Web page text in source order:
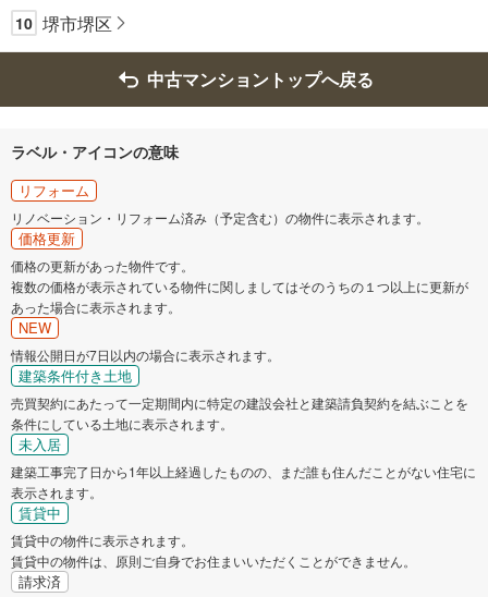
10 堺市堺区
中古マンショントップへ戻る
ラベル・アイコンの意味
リフォーム
リノベーション・リフォーム済み（予定含む）の物件に表示されます。
価格更新
価格の更新があった物件です。
複数の価格が表示されている物件に関しましてはそのうちの１つ以上に更新が
あった場合に表示されます。
NEW
情報公開日が7日以内の場合に表示されます。
建築条件付き土地
売買契約にあたって一定期間内に特定の建設会社と建築請負契約を結ぶことを
条件にしている土地に表示されます。
未入居
建築工事完了日から1年以上経過したものの、まだ誰も住んだことがない住宅に
表示されます。
賃貸中
賃貸中の物件に表示されます。
賃貸中の物件は、原則ご自身でお住まいいただくことができません。
請求済